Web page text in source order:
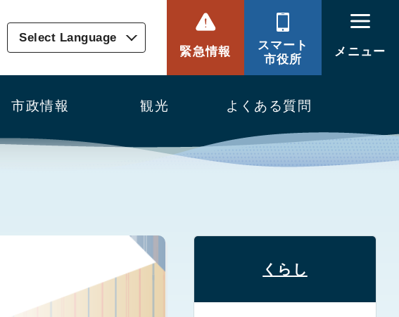
Select Language
緊急情報
スマート
市役所
メニュー
市政情報 観光 よくある質問
くらし